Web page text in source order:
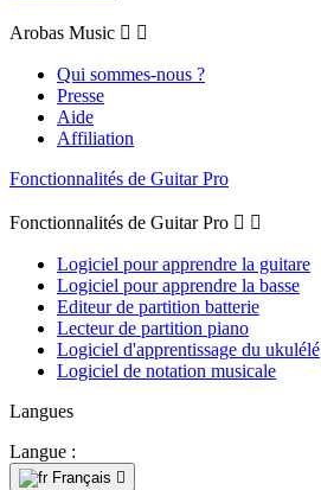
Arobas Music  
Qui sommes-nous ?
Presse
Aide
Affiliation
Fonctionnalités de Guitar Pro
Fonctionnalités de Guitar Pro  
Logiciel pour apprendre la guitare
Logiciel pour apprendre la basse
Editeur de partition batterie
Lecteur de partition piano
Logiciel d'apprentissage du ukulélé
Logiciel de notation musicale
Langues
Langue :
Français 